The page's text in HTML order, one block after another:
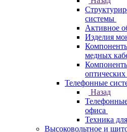
системы
Активное
Изделия
медных
оптических
Телефонные
Назад
офиса
Техника
Высоковольтное и